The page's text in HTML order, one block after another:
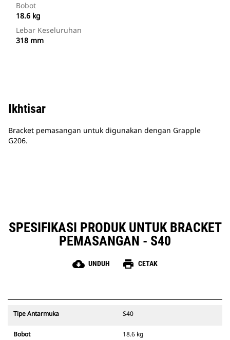
Bobot
18.6 kg
Lebar Keseluruhan
318 mm
Ikhtisar
Bracket pemasangan untuk digunakan dengan Grapple
G206.
SPESIFIKASI PRODUK UNTUK BRACKET
PEMASANGAN - S40
cloud_download UNDUH print CETAK
Tipe Antarmuka S40
Bobot 18.6 kg